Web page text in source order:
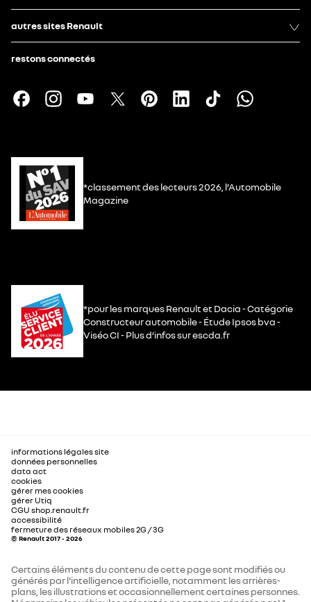
autres sites Renault
restons connectés
*classement des lecteurs 2026, l’Automobile
Magazine
*pour les marques Renault et Dacia - Catégorie
Constructeur automobile - Étude Ipsos bva -
Viséo CI - Plus d’infos sur escda.fr
informations légales site
données personnelles
data act
cookies
gérer mes cookies
gérer Utiq
CGU shop.renault.fr
accessibilité
fermeture des réseaux mobiles 2G / 3G
© Renault 2017 - 2026
Certains éléments du contenu de cette page sont modifiés ou
générés par l'intelligence artificielle, notamment les arrières-
plans, les illustrations et occasionnellement certaines personnes.